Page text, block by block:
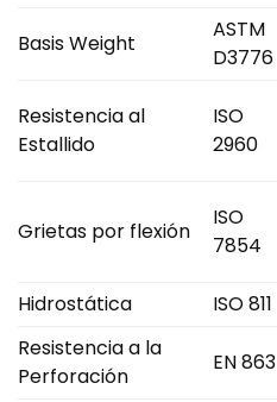
Basis Weight
ASTM
D3776
Resistencia al
Estallido
ISO
2960
Grietas por flexión
ISO
7854
Hidrostática
ISO 811
Resistencia a la
Perforación
EN 863